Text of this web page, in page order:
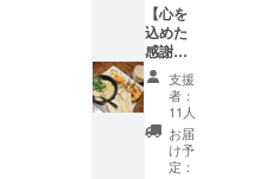
【心を
込めた
感謝の
手紙】
【ラン
チ+ドリ
ンク
セット2
枚】 ラ
支援
者：
11人
お届
け予
定：